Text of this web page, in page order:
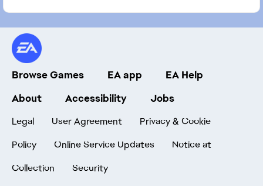
Browse Games EA app
EA Help
About
Accessibility Jobs
Legal User Agreement
Privacy & Cookie
Policy
Online Service Updates
Notice at
Collection
Security